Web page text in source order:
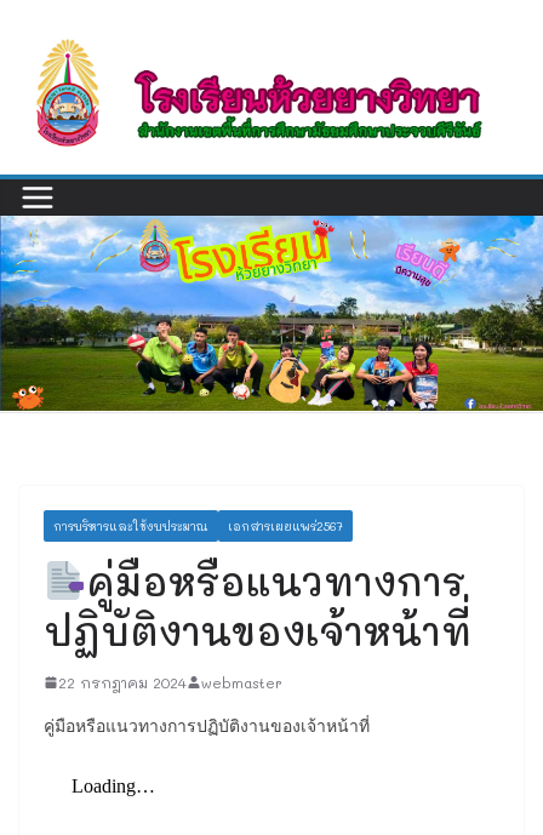
content
การบริหารและใช้งบประมาณ เอกสารเผยแพร่2567
คู่มือหรือแนวทางการ
ปฏิบัติงานของเจ้าหน้าที่
22 กรกฎาคม 2024 webmaster
คู่มือหรือแนวทางการปฏิบัติงานของเจ้าหน้าที่